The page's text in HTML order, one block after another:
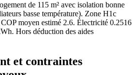
de 115 m² avec isolation bonne
basse température). Zone H1c
moyen estimé 2.6. Électricité 0.2516
Hors déduction des aides
et contraintes